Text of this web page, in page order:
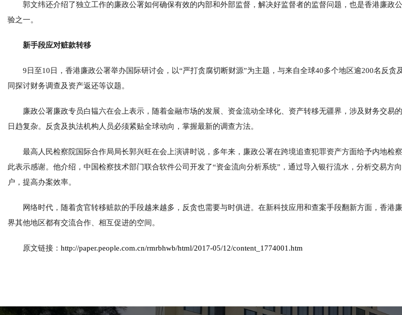
郭文纬还介绍了独立工作的廉政公署如何确保有效的内部和外部监督，解决好监督者的监督问题，也是香港廉政
验之一。
新手段应对赃款转移
9日至10日，香港廉政公署举办国际研讨会，以“严打贪腐切断财源”为主题，与来自全球40多个地区逾200名反贪
同探讨财务调查及资产返还等议题。
廉政公署廉政专员白韫六在会上表示，随着金融市场的发展、资金流动全球化、资产转移无疆界，涉及财务交易
日趋复杂。反贪及执法机构人员必须紧贴全球动向，掌握最新的调查方法。
最高人民检察院国际合作局局长郭兴旺在会上演讲时说，多年来，廉政公署在跨境追查犯罪资产方面给予内地检
此表示感谢。他介绍，中国检察技术部门联合软件公司开发了“资金流向分析系统”，通过导入银行流水，分析交易方
户，提高办案效率。
网络时代，随着贪官转移赃款的手段越来越多，反贪也需要与时俱进。在新科技应用和查案手段翻新方面，香港
界其他地区都有交流合作、相互促进的空间。
原文链接： http://paper.people.com.cn/rmrbhwb/html/2017-05/12/content_1774001.htm